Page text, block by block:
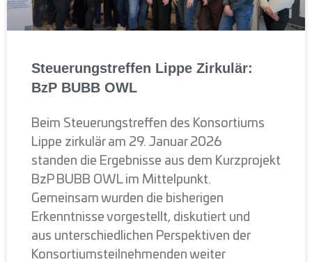
Steuerungstreffen Lippe Zirkulär:
BzP BUBB OWL
Beim Steuerungstreffen des Konsortiums
Lippe zirkulär am 29. Januar 2026
standen die Ergebnisse aus dem Kurzprojekt
BzP BUBB OWL im Mittelpunkt.
Gemeinsam wurden die bisherigen
Erkenntnisse vorgestellt, diskutiert und
aus unterschiedlichen Perspektiven der
Konsortiumsteilnehmenden weiter